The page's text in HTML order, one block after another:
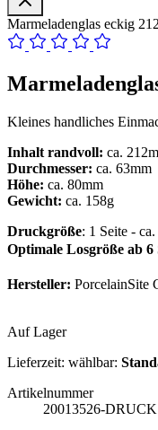
Marmeladenglas eckig
Kleines handliches
Inhalt randvoll: ca.
Durchmesser: ca. 63mm
Höhe: ca. 80mm
Gewicht: ca. 158g
Druckgröße: 1 Seite -
Optimale Losgröße ab 6
Hersteller: PorcelainSite
Auf Lager
Lieferzeit: wählbar:
Artikelnummer
20013526-DRUCK